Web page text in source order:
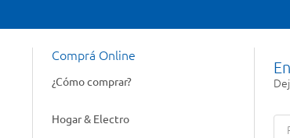
Comprá Online
¿Cómo comprar?
Hogar & Electro